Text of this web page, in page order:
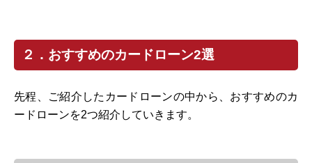
２．おすすめのカードローン2選
先程、ご紹介したカードローンの中から、おすすめのカ
ードローンを2つ紹介していきます。